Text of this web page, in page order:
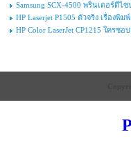
Samsung SCX-4500 พรินเตอร์ดีไ
HP Laserjet P1505 ตัวจริง เรื่องพิมพ์
HP Color LaserJet CP1215 ใครช